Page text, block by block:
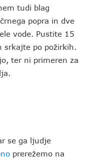
tudi blag
popra in dve
vode. Pustite 15
srkajte po požirkih.
ter ni primeren za
se ga ljudje
prerežemo na